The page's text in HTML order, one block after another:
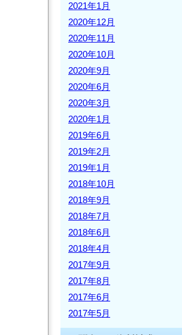
2021年1月
2020年12月
2020年11月
2020年10月
2020年9月
2020年6月
2020年3月
2020年1月
2019年6月
2019年2月
2019年1月
2018年10月
2018年9月
2018年7月
2018年6月
2018年4月
2017年9月
2017年8月
2017年6月
2017年5月